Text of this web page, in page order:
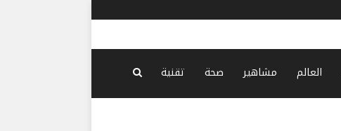
العالم مشاهير صحة تقنية